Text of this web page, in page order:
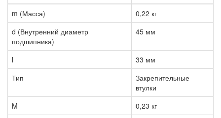
m (Масса)
0,22 кг
d (Внутренний диаметр
подшипника)
45 мм
l
33 мм
Тип
Закрепительные
втулки
M
0,23 кг